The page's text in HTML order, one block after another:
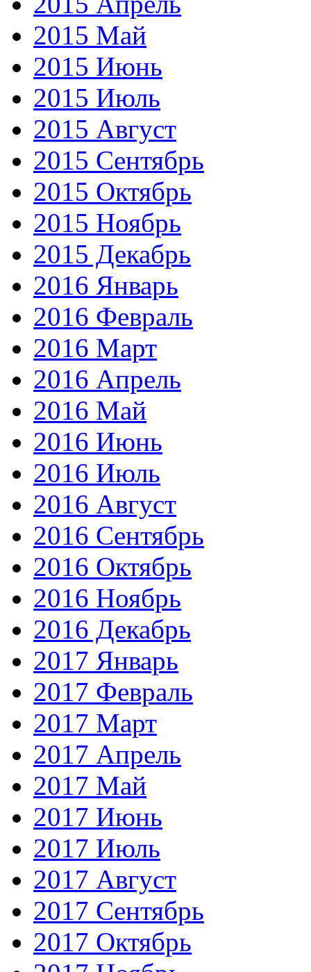
2015 Май
2015 Июнь
2015 Июль
2015 Август
2015 Сентябрь
2015 Октябрь
2015 Ноябрь
2015 Декабрь
2016 Январь
2016 Февраль
2016 Март
2016 Апрель
2016 Май
2016 Июнь
2016 Июль
2016 Август
2016 Сентябрь
2016 Октябрь
2016 Ноябрь
2016 Декабрь
2017 Январь
2017 Февраль
2017 Март
2017 Апрель
2017 Май
2017 Июнь
2017 Июль
2017 Август
2017 Сентябрь
2017 Октябрь